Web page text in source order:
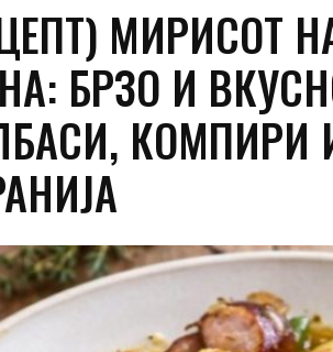
МИРИСОТ
БРЗО И
КОМПИРИ